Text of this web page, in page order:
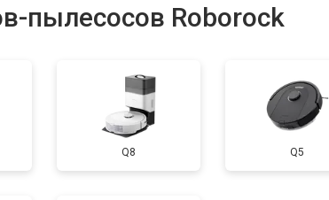
пылесосов Roborock
Q8 Q5